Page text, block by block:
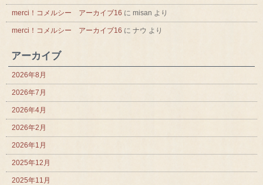
merci！コメルシー アーカイブ16 に misan より
merci！コメルシー アーカイブ16 に ナウ より
アーカイブ
2026年8月
2026年7月
2026年4月
2026年2月
2026年1月
2025年12月
2025年11月